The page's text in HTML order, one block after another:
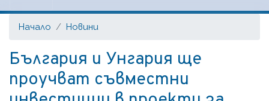
на транспорта
Начало Новини
България и Унгария ще
проучват съвместни